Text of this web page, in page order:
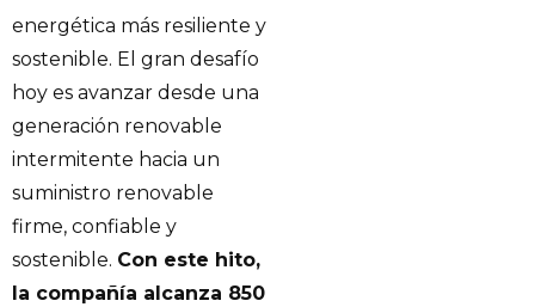
energética más resiliente y
sostenible. El gran desafío
hoy es avanzar desde una
generación renovable
intermitente hacia un
suministro renovable
firme, confiable y
sostenible. Con este hito,
la compañía alcanza 850